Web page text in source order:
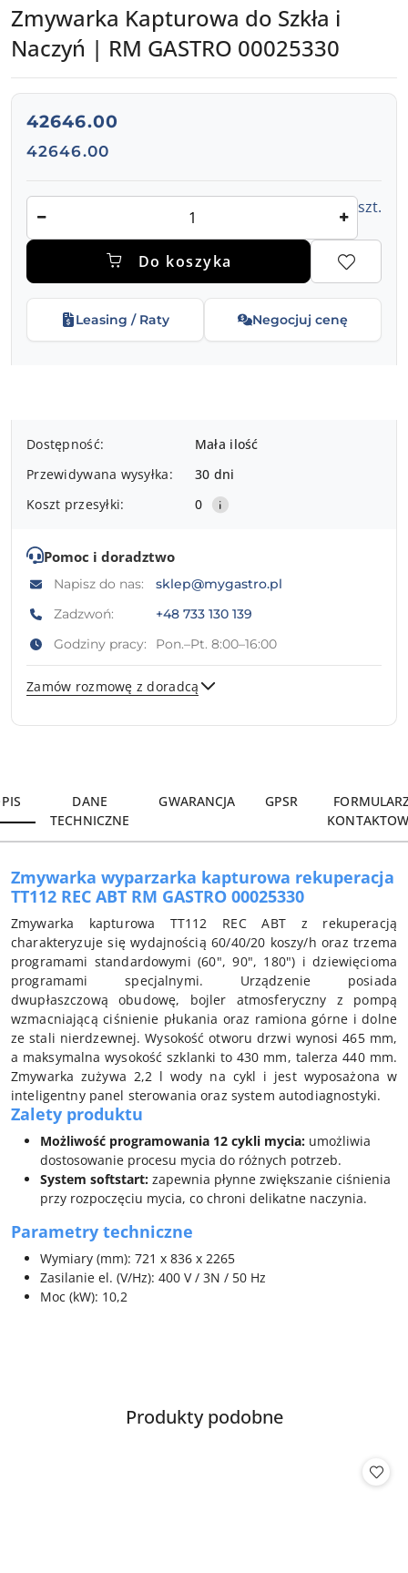
Zmywarka Kapturowa do Szkła i
Naczyń | RM GASTRO 00025330
cena:
42646.00
Cena:
42646.00
Ilość szt.
Do koszyka
Leasing / Raty Negocjuj cenę
Dostępność
dostawa
Dostępność:
Mała ilość
Przewidywana wysyłka:
30 dni
Koszt przesyłki:
0
Pomoc i doradztwo
Napisz do nas:
sklep@mygastro.pl
Zadzwoń:
+48 733 130 139
Godziny pracy:
Pon.–Pt. 8:00–16:00
Zamów rozmowę z doradcą
DANE
TECHNICZNE
GWARANCJA GPSR
Zmywarka wyparzarka kapturowa rekuperacja
TT112 REC ABT RM GASTRO 00025330
Zmywarka kapturowa TT112 REC ABT z rekuperacją
charakteryzuje się wydajnością 60/40/20 koszy/h oraz trzema
programami standardowymi (60", 90", 180") i dziewięcioma
programami specjalnymi. Urządzenie posiada
dwupłaszczową obudowę, bojler atmosferyczny z pompą
wzmacniającą ciśnienie płukania oraz ramiona górne i dolne
ze stali nierdzewnej. Wysokość otworu drzwi wynosi 465 mm,
a maksymalna wysokość szklanki to 430 mm, talerza 440 mm.
Zmywarka zużywa 2,2 l wody na cykl i jest wyposażona w
inteligentny panel sterowania oraz system autodiagnostyki.
Zalety produktu
Możliwość programowania 12 cykli mycia: umożliwia
dostosowanie procesu mycia do różnych potrzeb.
System softstart: zapewnia płynne zwiększanie ciśnienia
przy rozpoczęciu mycia, co chroni delikatne naczynia.
Parametry techniczne
Wymiary (mm): 721 x 836 x 2265
Zasilanie el. (V/Hz): 400 V / 3N / 50 Hz
Moc (kW): 10,2
Pomiń karuzelę produktów
Produkty
Produkty podobne